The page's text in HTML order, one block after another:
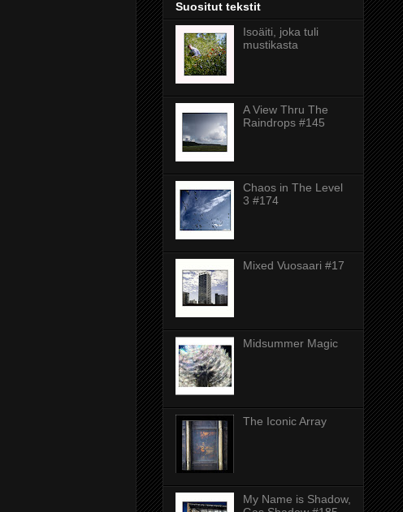
Suositut tekstit
Isoäiti, joka tuli
mustikasta
A View Thru The
Raindrops #145
Chaos in The Level
3 #174
Mixed Vuosaari #17
Midsummer Magic
The Iconic Array
My Name is Shadow,